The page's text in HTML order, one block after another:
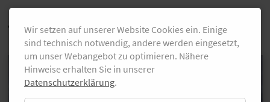
auch Interessant
Wir setzen auf unserer Website Cookies ein. Einige
sind technisch notwendig, andere werden eingesetzt,
um unser Webangebot zu optimieren. Nähere
Hinweise erhalten Sie in unserer
Datenschutzerklärung.